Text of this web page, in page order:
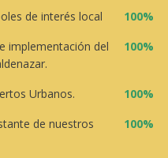
de interés local
100%
implementación del
100%
Urbanos.
100%
de nuestros
100%